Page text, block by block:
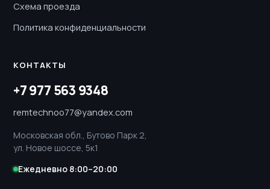
Схема проезда
Политика конфиденциальности
КОНТАКТЫ
+7 977 563 9348
remtechnoo77@yandex.com
Московская обл., Бутово Парк 2,
ул. Новое шоссе, 5к1
Ежедневно 8:00–20:00